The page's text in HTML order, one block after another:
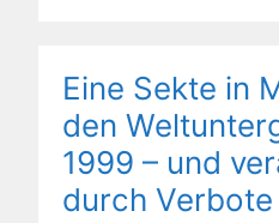
Eine Sekte in
den
1999 – und
durch Verbote